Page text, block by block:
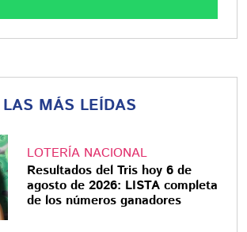
LAS MÁS LEÍDAS
LOTERÍA NACIONAL
Resultados del Tris hoy 6 de
agosto de 2026: LISTA completa
de los números ganadores